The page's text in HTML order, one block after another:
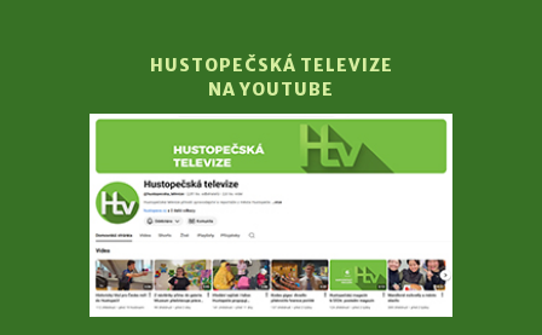
HUSTOPEČSKÁ TELEVIZE
NA YOUTUBE